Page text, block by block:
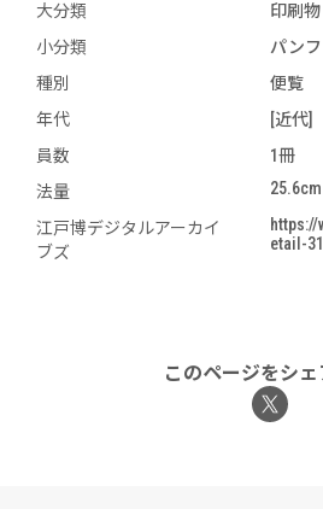
大分類
印刷物
小分類
パン
種別
便覧
年代
[近代
員数
1冊
法量
江戸博デジタルアーカイ
ブズ
https://
etail-
このページをシェ